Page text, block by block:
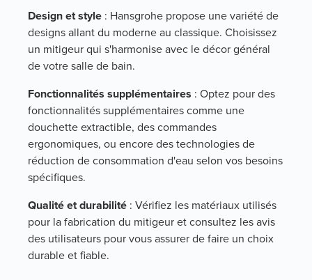
Design et style : Hansgrohe propose une variété de
designs allant du moderne au classique. Choisissez
un mitigeur qui s'harmonise avec le décor général
de votre salle de bain.
Fonctionnalités supplémentaires : Optez pour des
fonctionnalités supplémentaires comme une
douchette extractible, des commandes
ergonomiques, ou encore des technologies de
réduction de consommation d'eau selon vos besoins
spécifiques.
Qualité et durabilité : Vérifiez les matériaux utilisés
pour la fabrication du mitigeur et consultez les avis
des utilisateurs pour vous assurer de faire un choix
durable et fiable.